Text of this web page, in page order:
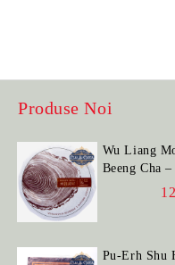
Produse Noi
Wu Liang
Beeng Cha
Pu-Erh Shu